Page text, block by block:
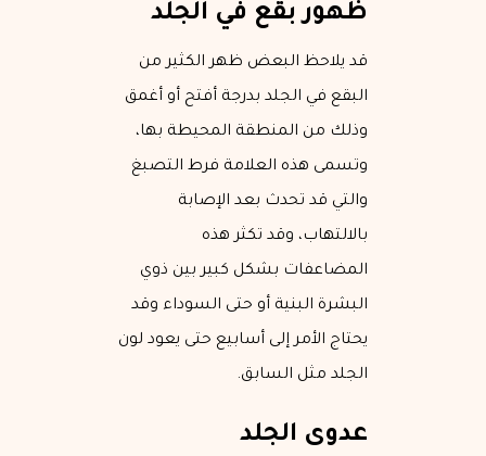
ظهور بقع في الجلد
قد يلاحظ البعض ظهر الكثير من
البقع في الجلد بدرجة أفتح أو أغمق
وذلك من المنطقة المحيطة بها،
وتسمى هذه العلامة فرط التصبغ
والتي قد تحدث بعد الإصابة
بالالتهاب، وقد تكثر هذه
المضاعفات بشكل كبير بين ذوي
البشرة البنية أو حتى السوداء وقد
يحتاج الأمر إلى أسابيع حتى يعود لون
الجلد مثل السابق.
عدوى الجلد